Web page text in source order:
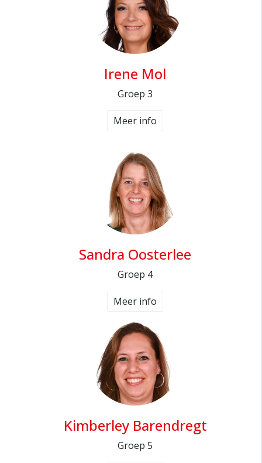
Irene Mol
Groep 3
Meer info
Sandra Oosterlee
Groep 4
Meer info
Kimberley Barendregt
Groep 5